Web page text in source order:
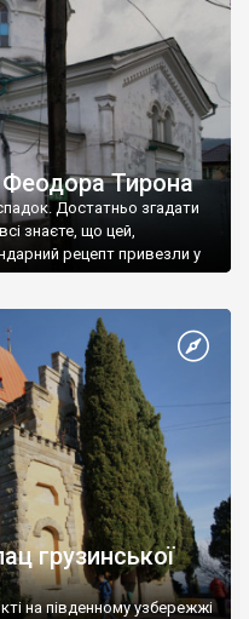
Тирона
Достатньо згадати
знаєте, що цей,
рецепт привезли у
грузинської
на південному узбережжі